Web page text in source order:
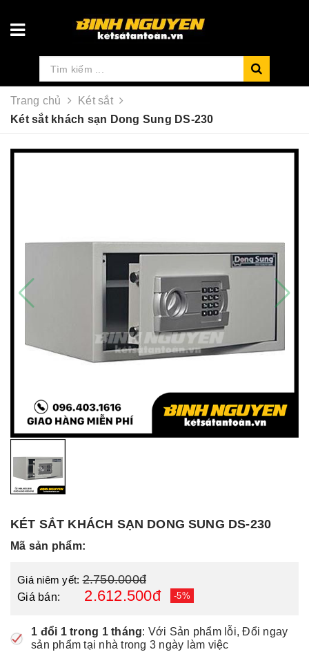
Trang chủ
Két sắt
Két sắt khách sạn Dong Sung DS-230
KÉT SẮT KHÁCH SẠN DONG SUNG DS-230
Mã sản phẩm:
Giá niêm yết:2.750.000đ
Giá bán: 2.612.500đ -5%
1 đổi 1 trong 1 tháng: Với Sản phẩm lỗi, Đổi ngay
sản phẩm tại nhà trong 3 ngày làm việc